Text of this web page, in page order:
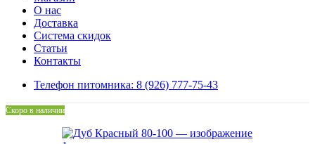
О нас
Доставка
Система скидок
Статьи
Контакты
Телефон питомника: 8 (926) 777-75-43
Скоро в наличии